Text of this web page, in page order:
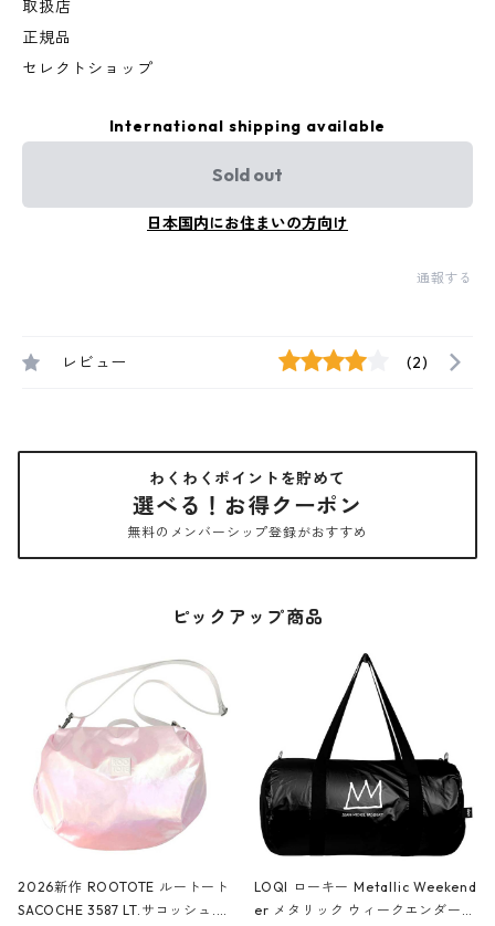
取扱店
正規品
セレクトショップ
International shipping available
Sold out
日本国内にお住まいの方向け
通報する
レビュー (2)
わくわくポイントを貯めて
選べる！お得クーポン
無料のメンバーシップ登録がおすすめ
ピックアップ商品
2026新作 ROOTOTE ルートート
SACOCHE 3587 LT.サコッシュ.ル
LOQI ローキー Metallic Weekend
er メタリック ウィークエンダー